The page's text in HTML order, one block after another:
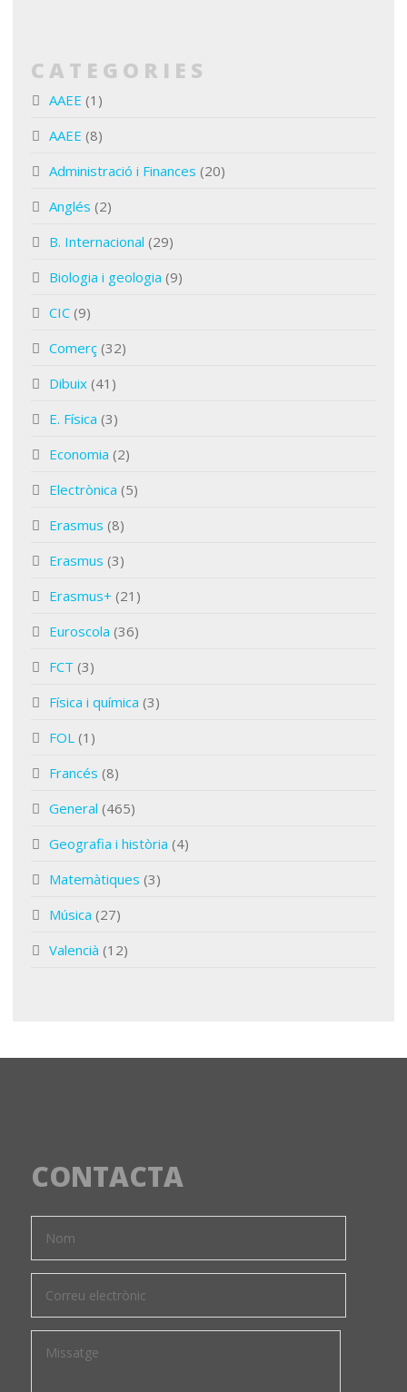
CATEGORIES
AAEE (1)
AAEE (8)
Administració i Finances (20)
Anglés (2)
B. Internacional (29)
Biologia i geologia (9)
CIC (9)
Comerç (32)
Dibuix (41)
E. Física (3)
Economia (2)
Electrònica (5)
Erasmus (8)
Erasmus (3)
Erasmus+ (21)
Euroscola (36)
FCT (3)
Física i química (3)
FOL (1)
Francés (8)
General (465)
Geografia i història (4)
Matemàtiques (3)
Música (27)
Valencià (12)
CONTACTA